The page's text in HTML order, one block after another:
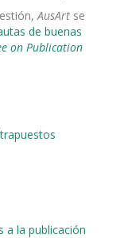
AusArt se
de buenas
on Publication
a la publicación